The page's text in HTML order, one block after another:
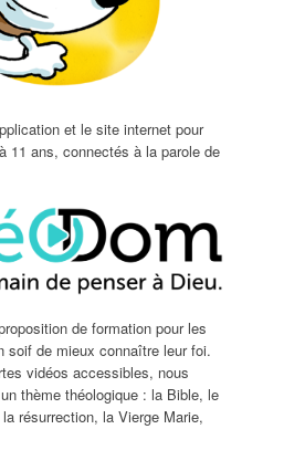
et le site internet pour
11 ans, connectés à la parole de
de formation pour les
soif de mieux connaître leur foi.
vidéos accessibles, nous
thème théologique : la Bible, le
résurrection, la Vierge Marie,